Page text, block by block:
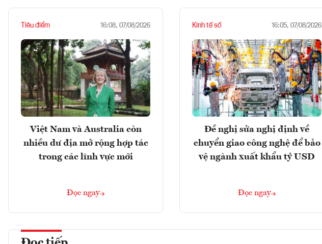
Tiêu điểm 16:08, 07/08/2026
Việt Nam và Australia còn
nhiều dư địa mở rộng hợp tác
trong các lĩnh vực mới
Đọc ngay
Kinh tế số 16:05, 07/08/2026
Đề nghị sửa nghị định về
chuyển giao công nghệ để bảo
vệ ngành xuất khẩu tỷ USD
Đọc ngay